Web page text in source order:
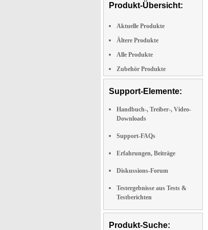
Produkt-Übersicht:
Aktuelle Produkte
Ältere Produkte
Alle Produkte
Zubehör Produkte
Support-Elemente:
Handbuch-, Treiber-, Video-
Downloads
Support-FAQs
Erfahrungen, Beiträge
Diskussions-Forum
Testergebnisse aus Tests &
Testberichten
Produkt-Suche: